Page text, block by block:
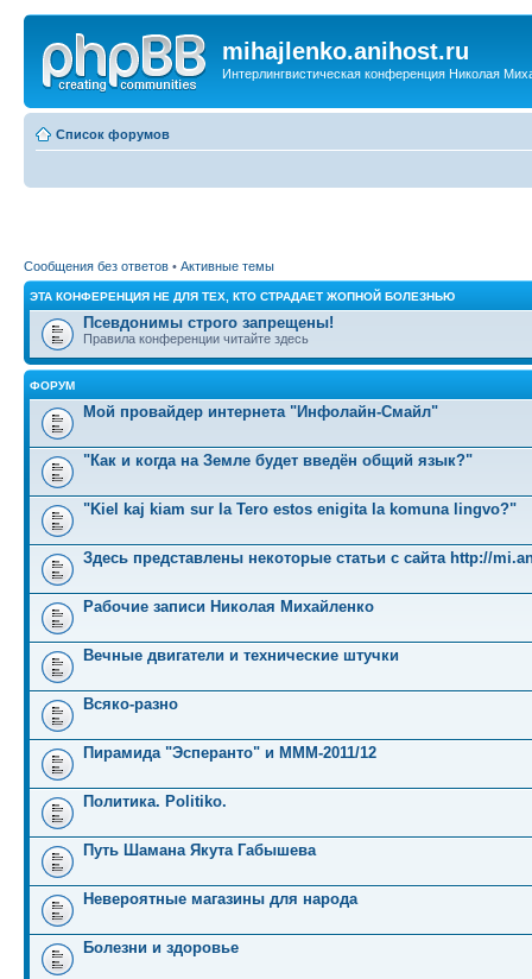
mihajlenko.anihost.ru
Интерлингвистическая конференция Николая
Список форумов
Сообщения без ответов • Активные темы
ЭТА КОНФЕРЕНЦИЯ НЕ ДЛЯ ТЕХ, КТО СТРАДАЕТ ЖОПНОЙ БОЛЕЗНЬЮ
Псевдонимы строго запрещены!
Правила конференции читайте здесь
ФОРУМ
Мой провайдер интернета "Инфолайн-Смайл"
"Как и когда на Земле будет введён общий язык?"
"Kiel kaj kiam sur la Tero estos enigita la komuna lingvo?"
Здесь представлены некоторые статьи с сайта http://
Рабочие записи Николая Михайленко
Вечные двигатели и технические штучки
Всяко-разно
Пирамида "Эсперанто" и MMM-2011/12
Политика. Politiko.
Путь Шамана Якута Габышева
Невероятные магазины для народа
Болезни и здоровье